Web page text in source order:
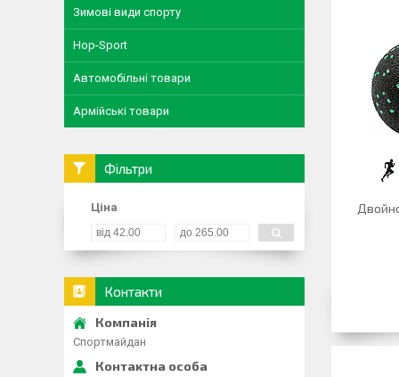
Зимові види спорту
Hop-Sport
Автомобільні товари
Армійські товари
Фільтри
Ціна
Контакти
Спортмайдан